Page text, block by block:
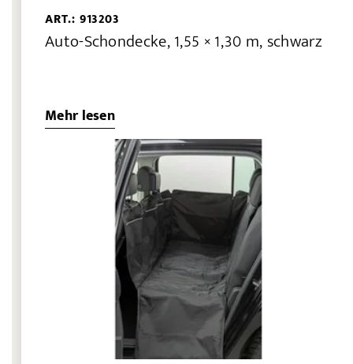
ART.: 913203
Auto-Schondecke, 1,55 × 1,30 m, schwarz
Mehr lesen